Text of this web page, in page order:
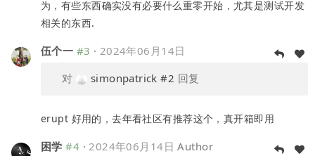
为，有些东西确实没有必要什么重零开始，尤其是测试开发
相关的东西.
伍个一 #3 · 2024年06月14日
对
simonpatrick #2 回复
erupt 好用的，去年看社区有推荐这个，真开箱即用
困学 #4 ·2024年06月14日 Author